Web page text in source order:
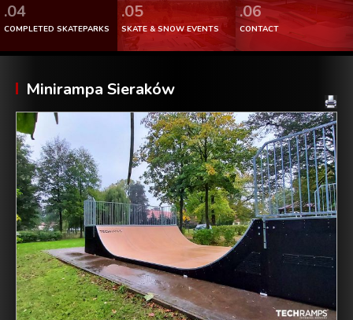
.04
COMPLETED SKATEPARKS
.05
SKATE & SNOW EVENTS
.06
CONTACT
Minirampa Sieraków